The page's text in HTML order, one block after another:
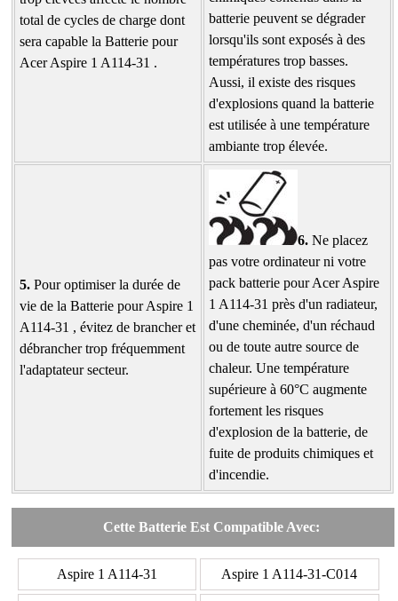
total de cycles de charge dont
sera capable la Batterie pour
Acer Aspire 1 A114-31 .
batterie peuvent se dégrader
lorsqu'ils sont exposés à des
températures trop basses.
Aussi, il existe des risques
d'explosions quand la batterie
est utilisée à une température
ambiante trop élevée.
5.Pour optimiser la durée de
vie de laBatterie pour Aspire 1
A114-31 , évitez de brancher et
débrancher trop fréquemment
l'adaptateur secteur.
6.Ne placez
pas votre ordinateur ni votre
pack batterie pour Acer Aspire
1 A114-31 près d'un radiateur,
d'une cheminée, d'un réchaud
ou de toute autre source de
chaleur. Une température
supérieure à 60°C augmente
fortement les risques
d'explosion de la batterie, de
fuite de produits chimiques et
d'incendie.
Cette Batterie Est Compatible Avec:
Aspire 1 A114-31 Aspire 1 A114-31-C014